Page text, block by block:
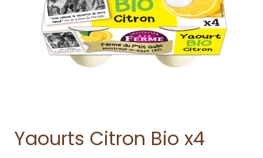
Yaourts Citron Bio x4